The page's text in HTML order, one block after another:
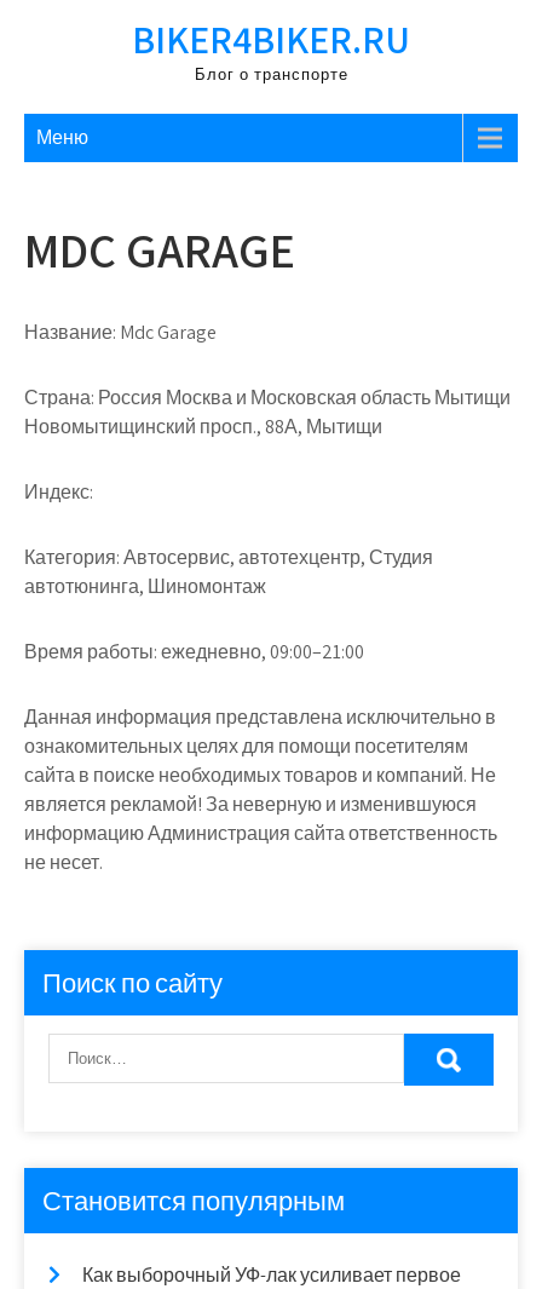
BIKER4BIKER.RU
Блог о транспорте
Меню
MDC GARAGE
Название: Mdc Garage
Страна: Россия Москва и Московская область Мытищи
Новомытищинский просп., 88А, Мытищи
Индекс:
Категория:Автосервис, автотехцентр, Студия
автотюнинга, Шиномонтаж
Время работы:ежедневно, 09:00–21:00
Данная информация представлена исключительно в
ознакомительных целях для помощи посетителям
сайта в поиске необходимых товаров и компаний. Не
является рекламой! За неверную и изменившуюся
информацию Администрация сайта ответственность
не несет.
Поиск по сайту
Становится популярным
Как выборочный УФ-лак усиливает первое